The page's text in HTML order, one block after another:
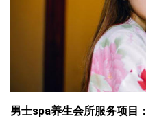
男士spa养生会所服务项目：